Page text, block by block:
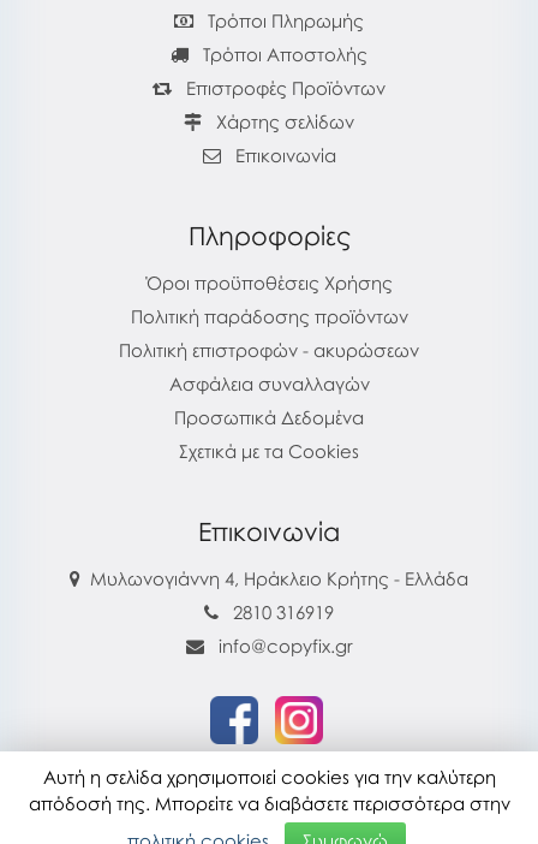
Τρόποι Πληρωμής
Τρόποι Αποστολής
Επιστροφές Προϊόντων
Χάρτης σελίδων
Επικοινωνία
Πληροφορίες
Όροι προϋποθέσεις Χρήσης
Πολιτική παράδοσης προϊόντων
Πολιτική επιστροφών - ακυρώσεων
Ασφάλεια συναλλαγών
Προσωπικά Δεδομένα
Σχετικά με τα Cookies
Επικοινωνία
Μυλωνογιάννη 4, Ηράκλειο Κρήτης - Ελλάδα
2810 316919
info@copyfix.gr
copyfix.gr © 2026
Τελευταία ενημέρωση : 28-07-2026 16:22
Αυτή η σελίδα χρησιμοποιεί cookies για την καλύτερη
απόδοσή της. Μπορείτε να διαβάσετε περισσότερα στην